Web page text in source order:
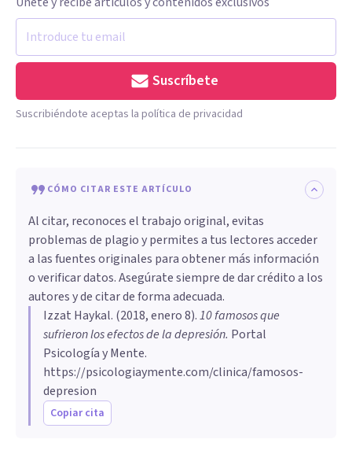
Suscríbete
Suscribiéndote aceptas la política de privacidad
CÓMO CITAR ESTE ARTÍCULO
Al citar, reconoces el trabajo original, evitas
problemas de plagio y permites a tus lectores acceder
a las fuentes originales para obtener más información
o verificar datos. Asegúrate siempre de dar crédito a los
autores y de citar de forma adecuada.
Izzat Haykal. (2018, enero 8).10 famosos que
sufrieron los efectos de la depresión. Portal
Psicología y Mente.
https://psicologiaymente.com/clinica/famosos-
depresion
Copiar cita